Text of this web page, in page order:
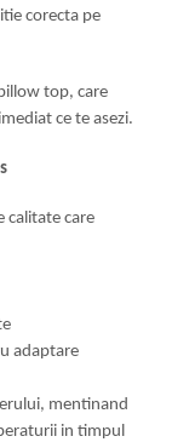
corecta pe
top, care
ce te asezi.
calitate care
adaptare
mentinand
in timpul